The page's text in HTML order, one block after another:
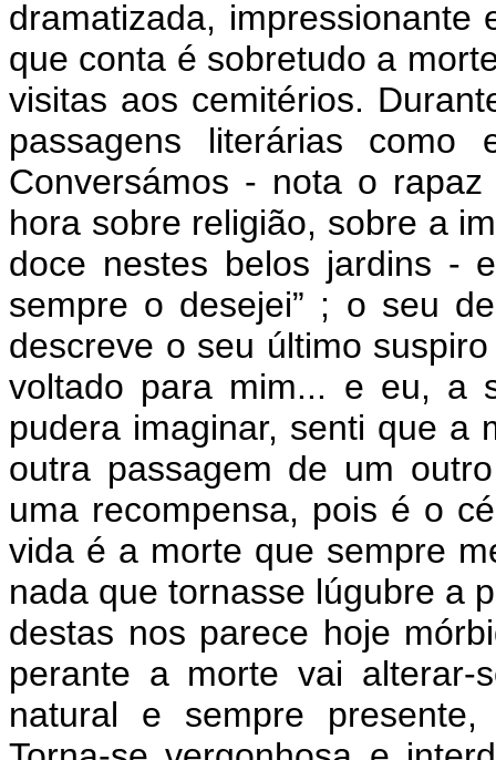
dramatizada,
que conta é sobretudo a
visitas aos cemitérios.
passagens literárias
Conversámos - nota o
hora sobre religião, sobre a
doce nestes belos jardins -
sempre o desejei” ; o seu
descreve o seu último
voltado para mim... e eu, a
pudera imaginar, senti que a
outra passagem de um
uma recompensa, pois é o
vida é a morte que sempre
nada que tornasse lúgubre a
destas nos parece hoje
perante a morte vai alterar-
natural e sempre presente,